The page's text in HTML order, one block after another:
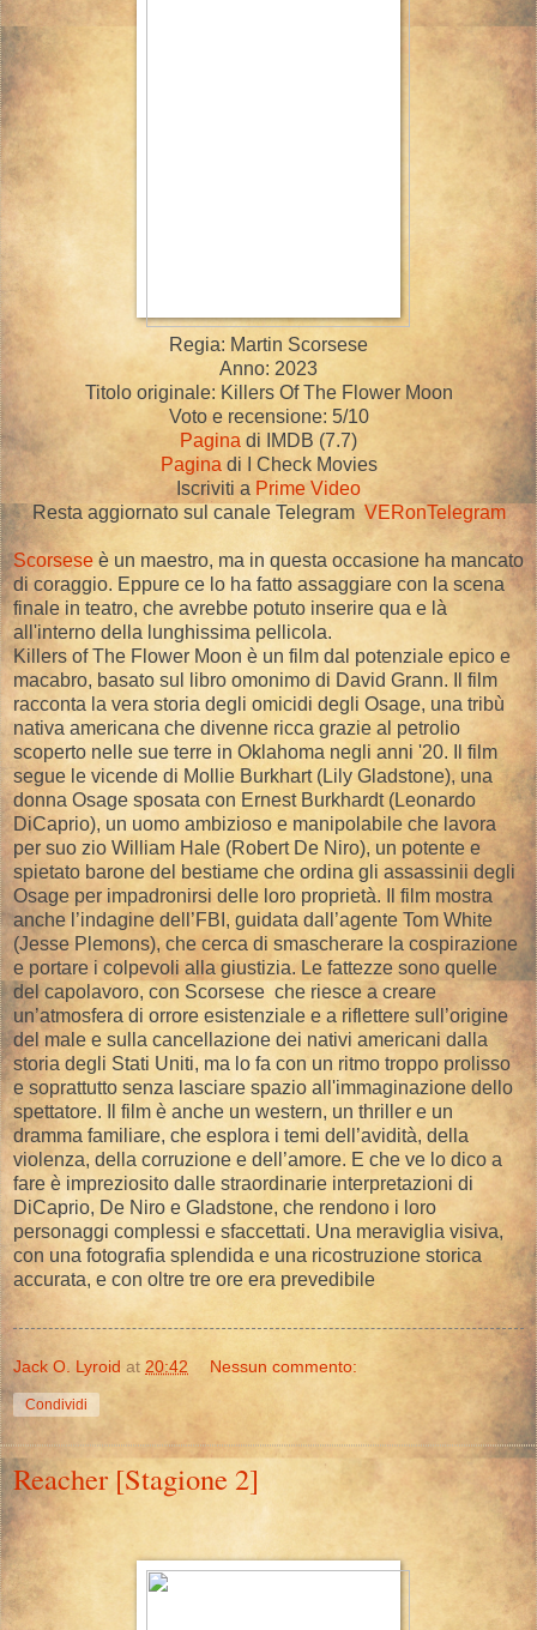
Regia: Martin Scorsese
Anno: 2023
Titolo originale: Killers Of The Flower Moon
Voto e recensione: 5/10
Pagina di IMDB (7.7)
Paginadi I Check Movies
Iscriviti a Prime Video
Resta aggiornato sul canale Telegram VERonTelegram
Scorsese è un maestro, ma in questa occasione ha mancato
di coraggio. Eppure ce lo ha fatto assaggiare con la scena
finale in teatro, che avrebbe potuto inserire qua e là
all'interno della lunghissima pellicola.
Killers of The Flower Moon è un film dal potenziale epico e
macabro, basato sul libro omonimo di David Grann. Il film
racconta la vera storia degli omicidi degli Osage, una tribù
nativa americana che divenne ricca grazie al petrolio
scoperto nelle sue terre in Oklahoma negli anni '20. Il film
segue le vicende di Mollie Burkhart (Lily Gladstone), una
donna Osage sposata con Ernest Burkhardt (Leonardo
DiCaprio), un uomo ambizioso e manipolabile che lavora
per suo zio William Hale (Robert De Niro), un potente e
spietato barone del bestiame che ordina gli assassinii degli
Osage per impadronirsi delle loro proprietà. Il film mostra
anche l’indagine dell’FBI, guidata dall’agente Tom White
(Jesse Plemons), che cerca di smascherare la cospirazione
e portare i colpevoli alla giustizia. Le fattezze sono quelle
del capolavoro, con Scorsese che riesce a creare
un’atmosfera di orrore esistenziale e a riflettere sull’origine
del male e sulla cancellazione dei nativi americani dalla
storia degli Stati Uniti, ma lo fa con un ritmo troppo prolisso
e soprattutto senza lasciare spazio all'immaginazione dello
spettatore. Il film è anche un western, un thriller e un
dramma familiare, che esplora i temi dell’avidità, della
violenza, della corruzione e dell’amore. E che ve lo dico a
fare è impreziosito dalle straordinarie interpretazioni di
DiCaprio, De Niro e Gladstone, che rendono i loro
personaggi complessi e sfaccettati. Una meraviglia visiva,
con una fotografia splendida e una ricostruzione storica
accurata, e con oltre tre ore era prevedibile
Jack O. Lyroid at 20:42 Nessun commento:
Condividi
Reacher [Stagione 2]